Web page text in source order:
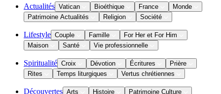
Actualités Vatican Bioéthique France
Monde
Patrimoine Actualités
Religion Société
Lifestyle Couple Famille
For Her et For Him
Maison
Santé Vie professionnelle
Spiritualité Croix Dévotion Écritures
Prière
Rites
Temps liturgiques Vertus chrétiennes
Découvertes Arts Histoire
Patrimoine Culture